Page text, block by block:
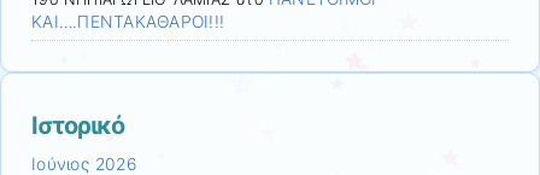
ΚΑΙ….ΠΕΝΤΑΚΑΘΑΡΟΙ!!!
Ιστορικό
Ιούνιος 2026